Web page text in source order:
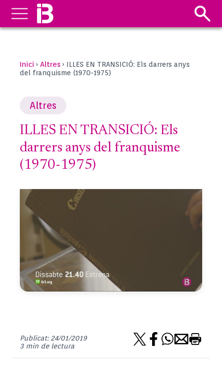
Inici › Altres › ILLES EN TRANSICIÓ: Els darrers anys
del franquisme (1970-1975)
Altres
ILLES EN TRANSICIÓ: Els
darrers anys del franquisme
(1970-1975)
Publicat: 24/01/2019
3 min de lectura